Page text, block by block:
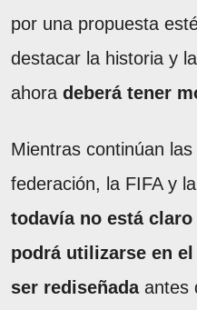
por una propuesta
destacar la historia y
ahora deberá tener
Mientras continúan
federación, la FIFA y
todavía no está
podrá utilizarse en
ser rediseñadaantes